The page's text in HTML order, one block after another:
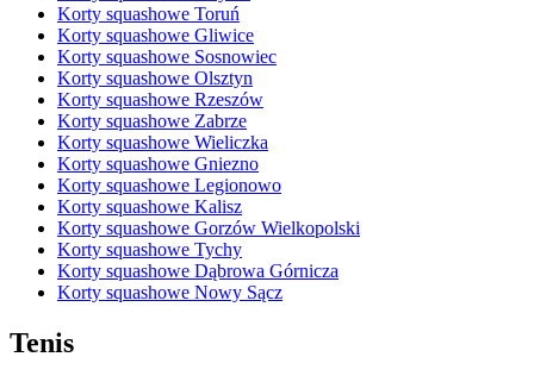
Korty squashowe Toruń
Korty squashowe Gliwice
Korty squashowe Sosnowiec
Korty squashowe Olsztyn
Korty squashowe Rzeszów
Korty squashowe Zabrze
Korty squashowe Wieliczka
Korty squashowe Gniezno
Korty squashowe Legionowo
Korty squashowe Kalisz
Korty squashowe Gorzów Wielkopolski
Korty squashowe Tychy
Korty squashowe Dąbrowa Górnicza
Korty squashowe Nowy Sącz
Tenis